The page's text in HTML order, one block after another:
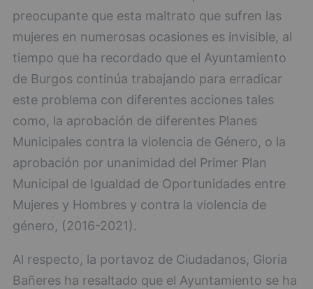
preocupante que esta maltrato que sufren las
mujeres en numerosas ocasiones es invisible, al
tiempo que ha recordado que el Ayuntamiento
de Burgos continúa trabajando para erradicar
este problema con diferentes acciones tales
como, la aprobación de diferentes Planes
Municipales contra la violencia de Género, o la
aprobación por unanimidad del Primer Plan
Municipal de Igualdad de Oportunidades entre
Mujeres y Hombres y contra la violencia de
género, (2016-2021).
Al respecto, la portavoz de Ciudadanos, Gloria
Bañeres ha resaltado que el Ayuntamiento se ha